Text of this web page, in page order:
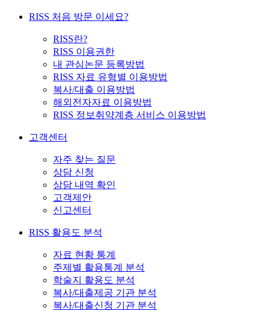
RISS 처음 방문 이세요?
RISS란?
RISS 이용권한
내 관심논문 등록방법
RISS 자료 유형별 이용방법
복사/대출 이용방법
해외전자자료 이용방법
RISS 정보취약계층 서비스 이용방법
고객센터
자주 찾는 질문
상담 신청
상담 내역 확인
고객제안
신고센터
RISS 활용도 분석
자료 현황 통계
주제별 활용통계 분석
학술지 활용도 분석
복사/대출제공 기관 분석
복사/대출신청 기관 분석